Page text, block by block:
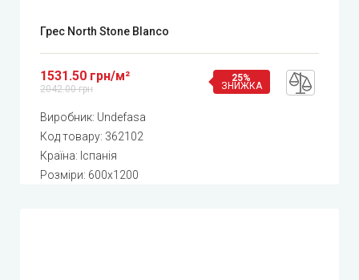
Грес North Stone Blanco
1531.50 грн/м²
2042.00 грн
25%
ЗНИЖКА
Виробник: Undefasa
Код товару: 362102
Країна: Іспанія
Розміри: 600x1200